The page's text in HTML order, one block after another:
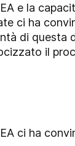
e la
ci ha
di questa
il
ci ha